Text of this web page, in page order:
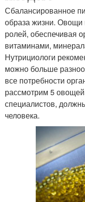
Сбалансированное
образа жизни. Овощи
ролей, обеспечивая
витаминами,
Нутрициологи
можно больше
все потребности
рассмотрим 5
специалистов,
человека.